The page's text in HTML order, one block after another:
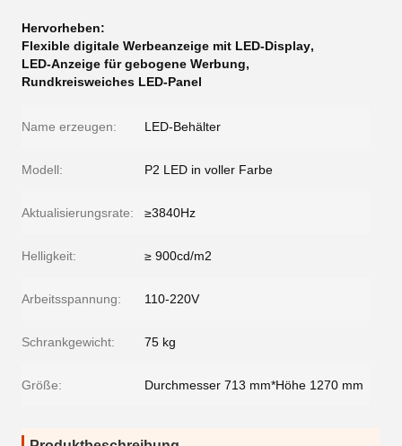
Hervorheben:
Flexible digitale Werbeanzeige mit LED-Display,
LED-Anzeige für gebogene Werbung,
Rundkreisweiches LED-Panel
Name erzeugen: LED-Behälter
Modell: P2 LED in voller Farbe
Aktualisierungsrate: ≥3840Hz
Helligkeit: ≥ 900cd/m2
Arbeitsspannung: 110-220V
Schrankgewicht: 75 kg
Größe: Durchmesser 713 mm*Höhe 1270 mm